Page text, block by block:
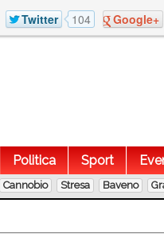
Twitter 104 Google+
Politica Sport
Cannobio Stresa Baveno